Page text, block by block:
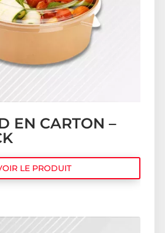
EN CARTON –
LE PRODUIT